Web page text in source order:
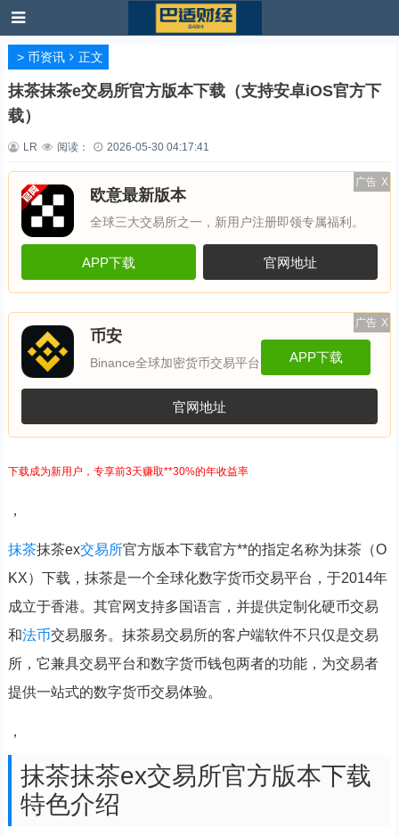
> 币资讯 正文
抹茶抹茶e交易所官方版本下载（支持安卓iOS官方下
载）
LR 阅读： 2026-05-30 04:17:41
广告 X
欧意最新版本
全球三大交易所之一，新用户注册即领专属福利。
APP下载 官网地址
广告 X
币安
Binance全球加密货币交易平台 APP下载
官网地址
下载成为新用户，专享前3天赚取**30%的年收益率
，
抹茶抹茶ex交易所官方版本下载官方**的指定名称为抹茶（O
KX）下载，抹茶是一个全球化数字货币交易平台，于2014年
成立于香港。其官网支持多国语言，并提供定制化硬币交易
和法币交易服务。抹茶易交易所的客户端软件不只仅是交易
所，它兼具交易平台和数字货币钱包两者的功能，为交易者
提供一站式的数字货币交易体验。
，
抹茶抹茶ex交易所官方版本下载
特色介绍